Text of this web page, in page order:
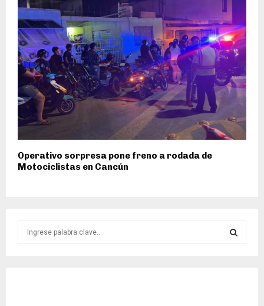
Operativo sorpresa pone freno a rodada de
Motociclistas en Cancún